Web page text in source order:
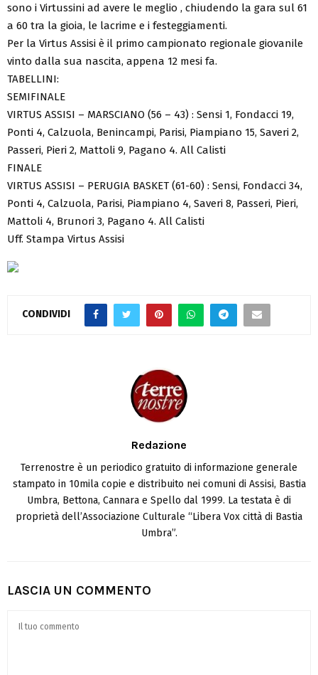
sono i Virtussini ad avere le meglio , chiudendo la gara sul 61
a 60 tra la gioia, le lacrime e i festeggiamenti.
Per la Virtus Assisi è il primo campionato regionale giovanile
vinto dalla sua nascita, appena 12 mesi fa.
TABELLINI:
SEMIFINALE
VIRTUS ASSISI – MARSCIANO (56 – 43) : Sensi 1, Fondacci 19,
Ponti 4, Calzuola, Benincampi, Parisi, Piampiano 15, Saveri 2,
Passeri, Pieri 2, Mattoli 9, Pagano 4. All Calisti
FINALE
VIRTUS ASSISI – PERUGIA BASKET (61-60) : Sensi, Fondacci 34,
Ponti 4, Calzuola, Parisi, Piampiano 4, Saveri 8, Passeri, Pieri,
Mattoli 4, Brunori 3, Pagano 4. All Calisti
Uff. Stampa Virtus Assisi
CONDIVIDI
Redazione
Terrenostre è un periodico gratuito di informazione generale
stampato in 10mila copie e distribuito nei comuni di Assisi, Bastia
Umbra, Bettona, Cannara e Spello dal 1999. La testata è di
proprietà dell’Associazione Culturale “Libera Vox città di Bastia
Umbra”.
LASCIA UN COMMENTO